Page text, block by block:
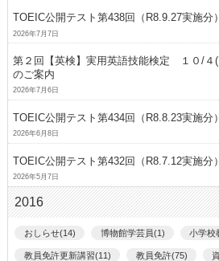
TOEIC公開テスト第438回（R8.9.27実施分
2026年7月7日
第２回【英検】実用英語技能検定 １０/
のご案内
2026年7月6日
TOEIC公開テスト第434回（R8.8.23実施分
2026年6月8日
TOEIC公開テスト第432回（R8.7.12実施分
2026年5月7日
2016
おしらせ(14) 博物館学芸員(1) 小学校
教員免許更新講習(11) 教員免許(75)